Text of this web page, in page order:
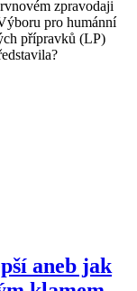
zpravodaji
pro humánní
přípravků (LP)
aneb jak